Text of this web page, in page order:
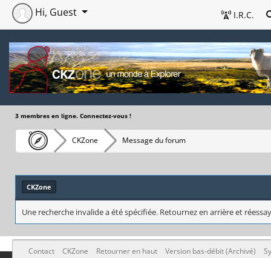
I.R.C.
Hi, Guest
3 membres en ligne. Connectez-vous !
CKZone Message du forum
CKZone
Une recherche invalide a été spécifiée. Retournez en arrière et
Contact CKZone Retourner en haut Version bas-débit (Archivé)